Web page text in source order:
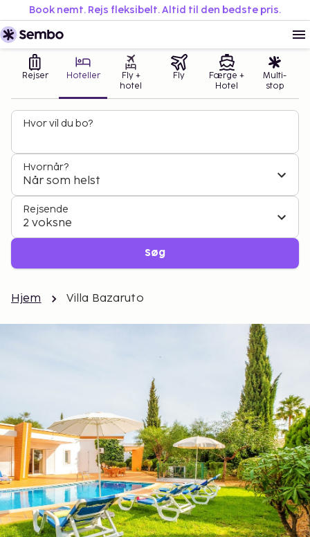
Book nemt. Rejs fleksibelt. Altid til den bedste pris.
Rejser Hoteller
Fly +
hotel
Fly
Færge +
Hotel
Multi-
stop
Hvor vil du bo?
Hvornår?
Når som helst
Rejsende
2 voksne
Søg
Hjem Villa Bazaruto